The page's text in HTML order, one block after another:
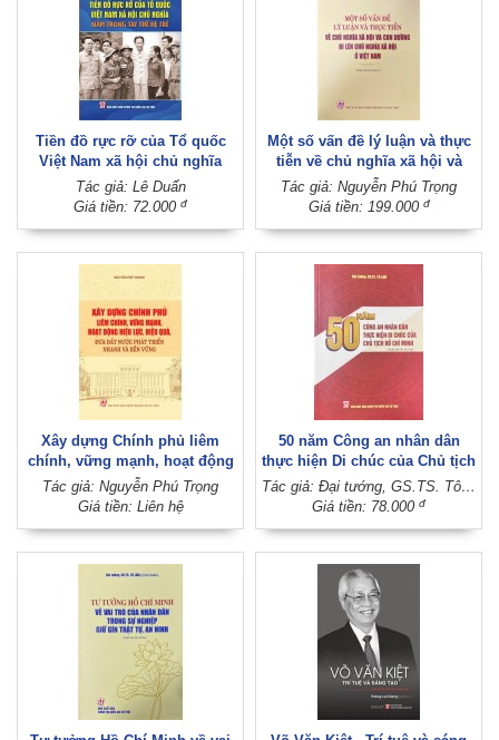
Tiền đồ rực rỡ của Tổ quốc
Việt Nam xã hội chủ nghĩa
nằm trong tay thế hệ trẻ
Tác giả: Lê Duẩn
Giá tiền: 72.000 đ
Một số vấn đề lý luận và thực
tiễn về chủ nghĩa xã hội và
con đường đi lên chủ nghĩa xã
hội ở Việt Nam (Xuất bản lần
Tác giả: Nguyễn Phú Trọng
Giá tiền: 199.000 đ
Xây dựng Chính phủ liêm
chính, vững mạnh, hoạt động
hiệu lực, hiệu quả, đưa đất
nước phát triển nhanh và bền
Tác giả: Nguyễn Phú Trọng
Giá tiền: Liên hệ
50 năm Công an nhân dân
thực hiện Di chúc của Chủ tịch
Hồ Chí Minh (Xuất bản lần thứ
hai)
Tác giả: Đại tướng, GS.TS. Tô Lâm
Giá tiền: 78.000 đ